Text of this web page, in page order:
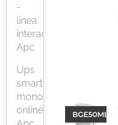
-
linea
interactiva
Apc
Ups
smart
monofásicas
online
BGE50ML